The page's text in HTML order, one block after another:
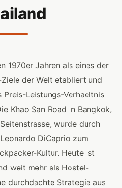
1970er Jahren als eines der
der Welt etabliert und
Leistungs-Verhaeltnis
Khao San Road in Bangkok,
wurde durch
DiCaprio zum
Kultur. Heute ist
weit mehr als Hostel-
durchdachte Strategie aus